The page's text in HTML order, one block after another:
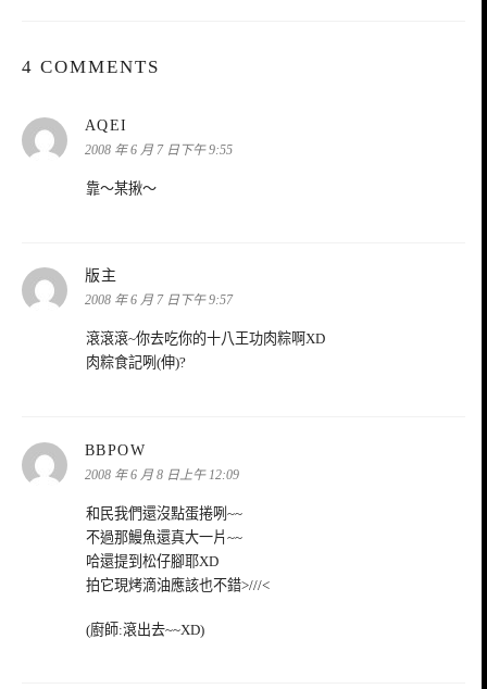
4 COMMENTS
AQEI
示:
2008 年 6 月 7 日下午 9:55
靠～某揪～
版主
示:
2008 年 6 月 7 日下午 9:57
滾滾滾~你去吃你的十八王功肉粽啊XD
肉粽食記咧(伸)?
BBPOW
示:
2008 年 6 月 8 日上午 12:09
和民我們還沒點蛋捲咧~~
不過那鰻魚還真大一片~~
哈還提到松仔腳耶XD
拍它現烤滴油應該也不錯>///<
(廚師:滾出去~~XD)